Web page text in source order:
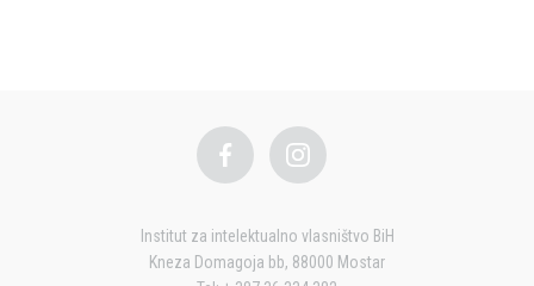
Institut za intelektualno vlasništvo BiH
Kneza Domagoja bb, 88000 Mostar